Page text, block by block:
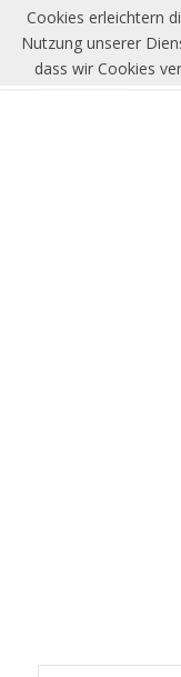
Cookies erleichtern
Nutzung unserer
dass wir Cookies